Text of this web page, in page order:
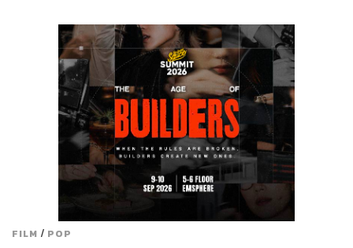
FILM / POP